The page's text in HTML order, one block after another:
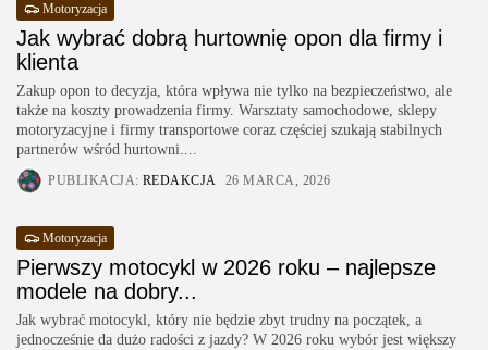
Motoryzacja
Jak wybrać dobrą hurtownię opon dla firmy i
klienta
Zakup opon to decyzja, która wpływa nie tylko na bezpieczeństwo, ale
także na koszty prowadzenia firmy. Warsztaty samochodowe, sklepy
motoryzacyjne i firmy transportowe coraz częściej szukają stabilnych
partnerów wśród hurtowni....
PUBLIKACJA: REDAKCJA 26 MARCA, 2026
Motoryzacja
Pierwszy motocykl w 2026 roku – najlepsze
modele na dobry...
Jak wybrać motocykl, który nie będzie zbyt trudny na początek, a
jednocześnie da dużo radości z jazdy? W 2026 roku wybór jest większy